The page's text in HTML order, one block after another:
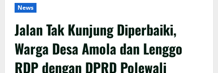
News
Jalan Tak Kunjung Diperbaiki,
Warga Desa Amola dan Lenggo
RDP dengan DPRD Polewali